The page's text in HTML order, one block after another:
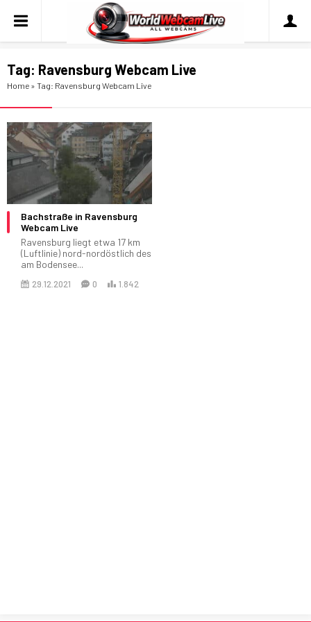
Tag: Ravensburg Webcam Live
Home » Tag: Ravensburg Webcam Live
Bachstraße in Ravensburg
Webcam Live
Ravensburg liegt etwa 17 km
(Luftlinie) nord-nordöstlich des
am Bodensee...
29.12.2021 0 1.842